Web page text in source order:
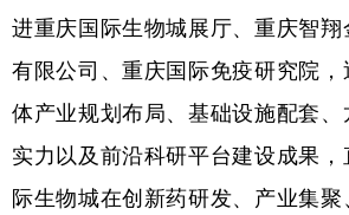
进重庆国际生物城展厅、重庆智
有限公司、重庆国际免疫研究院
体产业规划布局、基础设施配套
实力以及前沿科研平台建设成果
际生物城在创新药研发、产业集